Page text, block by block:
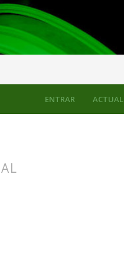
ACTUAL
ENTRAR